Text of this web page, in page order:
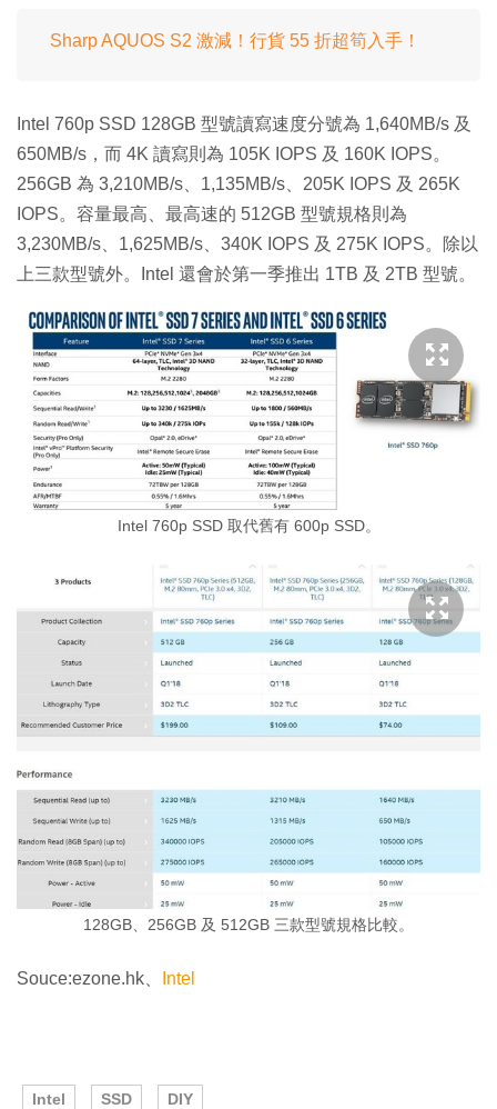
Sharp AQUOS S2 激減！行貨 55 折超筍入手！
Intel 760p SSD 128GB 型號讀寫速度分號為 1,640MB/s 及
650MB/s，而 4K 讀寫則為 105K IOPS 及 160K IOPS。
256GB 為 3,210MB/s、1,135MB/s、205K IOPS 及 265K
IOPS。容量最高、最高速的 512GB 型號規格則為
3,230MB/s、1,625MB/s、340K IOPS 及 275K IOPS。除以
上三款型號外。Intel 還會於第一季推出 1TB 及 2TB 型號。
Intel 760p SSD 取代舊有 600p SSD。
128GB、256GB 及 512GB 三款型號規格比較。
Souce:ezone.hk、 Intel
Intel SSD DIY